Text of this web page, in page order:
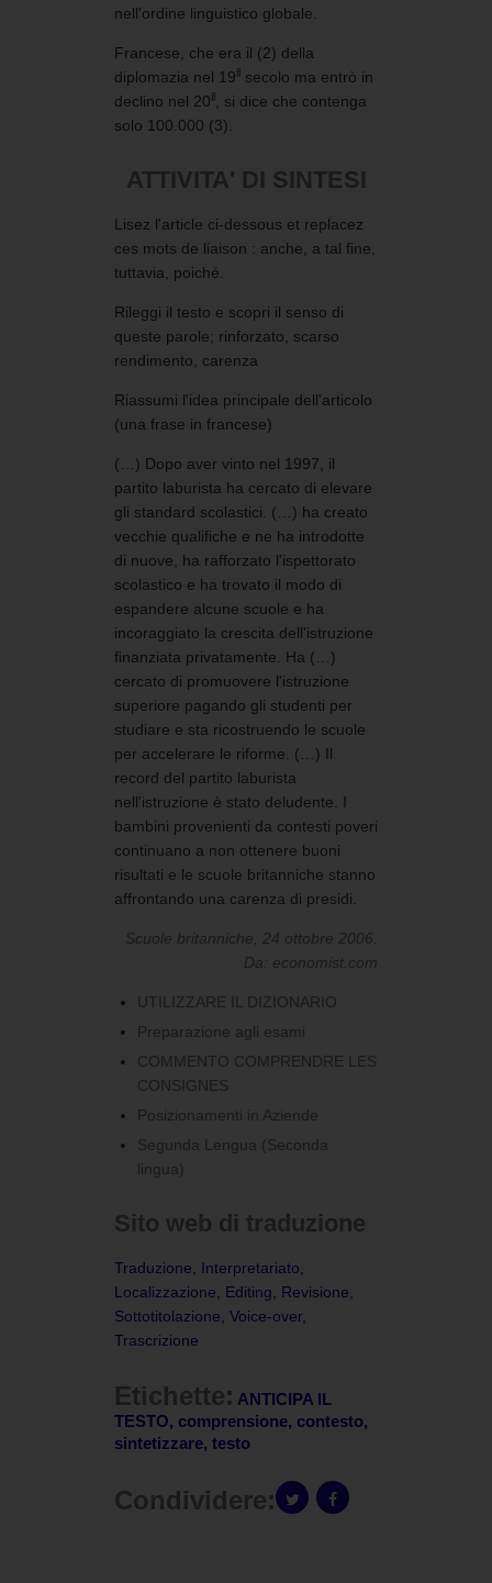
nell'ordine linguistico globale.
Francese, che era il (2) della
diplomazia nel 19il secolo ma entrò in
declino nel 20il
, si dice che contenga
solo 100.000 (3).
ATTIVITA' DI SINTESI
Lisez l'article ci-dessous et replacez
ces mots de liaison : anche, a tal fine,
tuttavia, poiché.
Rileggi il testo e scopri il senso di
queste parole; rinforzato, scarso
rendimento, carenza
Riassumi l'idea principale dell'articolo
(una frase in francese)
(…) Dopo aver vinto nel 1997, il
partito laburista ha cercato di elevare
gli standard scolastici. (…) ha creato
vecchie qualifiche e ne ha introdotte
di nuove, ha rafforzato l'ispettorato
scolastico e ha trovato il modo di
espandere alcune scuole e ha
incoraggiato la crescita dell'istruzione
finanziata privatamente. Ha (…)
cercato di promuovere l'istruzione
superiore pagando gli studenti per
studiare e sta ricostruendo le scuole
per accelerare le riforme. (…) Il
record del partito laburista
nell'istruzione è stato deludente. I
bambini provenienti da contesti poveri
continuano a non ottenere buoni
risultati e le scuole britanniche stanno
affrontando una carenza di presidi.
Scuole britanniche, 24 ottobre 2006.
Da: economist.com
UTILIZZARE IL DIZIONARIO
Preparazione agli esami
COMMENTO COMPRENDRE LES
CONSIGNES
Posizionamenti in Aziende
Segunda Lengua (Seconda
lingua)
Sito web di traduzione
Traduzione, Interpretariato,
Localizzazione, Editing, Revisione,
Sottotitolazione, Voice-over,
Trascrizione
Etichette: ANTICIPA IL
TESTO, comprensione, contesto,
sintetizzare, testo
Condividere: